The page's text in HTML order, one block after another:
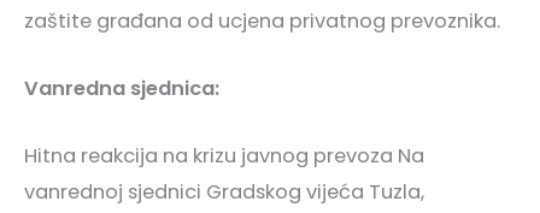
zaštite građana od ucjena privatnog prevoznika.
Vanredna sjednica:
Hitna reakcija na krizu javnog prevoza Na
vanrednoj sjednici Gradskog vijeća Tuzla,